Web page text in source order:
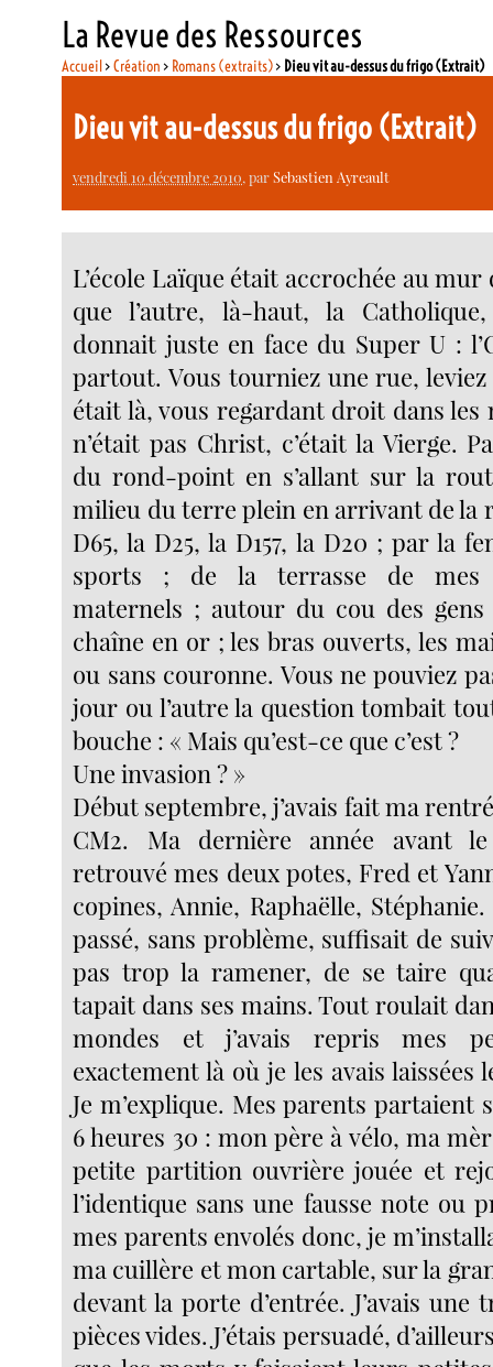
La Revue des Ressources
Accueil>Création > Romans (extraits)> Dieu vit au-dessus du frigo (Extrait)
Dieu vit au-dessus du frigo (Extrait)
vendredi 10 décembre 2010, parSebastien Ayreault
L’école Laïque était accrochée au mur
que l’autre, là-haut, la
donnait juste en face du Super U :
partout. Vous tourniez une rue,
était là, vous regardant droit dans les
n’était pas Christ, c’était la Vierge.
du rond-point en s’allant sur la
milieu du terre plein en arrivant de la
D65, la D25, la D157, la D20 ; par la
sports ; de la terrasse de mes
maternels ; autour du cou des gens
chaîne en or ; les bras ouverts, les
ou sans couronne. Vous ne pouviez
jour ou l’autre la question tombait
bouche : « Mais qu’est-ce que c’est ?
Une invasion ? »
Début septembre, j’avais fait ma
CM2. Ma dernière année avant le
retrouvé mes deux potes, Fred et
copines, Annie, Raphaëlle,
passé, sans problème, suffisait de
pas trop la ramener, de se taire
tapait dans ses mains. Tout roulait
mondes et j’avais repris mes
exactement là où je les avais laissées
Je m’explique. Mes parents partaient
6 heures 30 : mon père à vélo, ma
petite partition ouvrière jouée et
l’identique sans une fausse note ou
mes parents envolés donc, je
ma cuillère et mon cartable, sur la
devant la porte d’entrée. J’avais une
pièces vides. J’étais persuadé,